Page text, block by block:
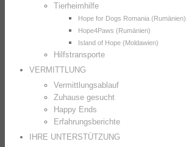
Tierheimhilfe
Hope for Dogs Romania (Rumänien)
Hope4Paws (Rumänien)
Island of Hope (Moldawien)
Hilfstransporte
VERMITTLUNG
Vermittlungsablauf
Zuhause gesucht
Happy Ends
Erfahrungsberichte
IHRE UNTERSTÜTZUNG